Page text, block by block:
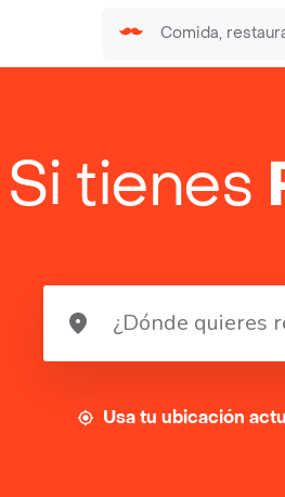
Si tienes
Usa tu ubicación